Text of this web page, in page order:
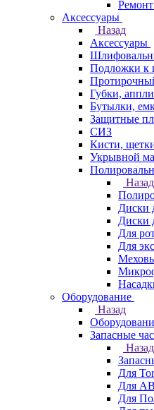
Аксессуары
Назад
Аксессуары
Подложки к
Губки,
Бутылки,
Защитные
СИЗ
Кисти,
Укрывной
Назад
Диски
Диски
Для
Для
Оборудование
Назад
Запасные
Назад
Для
Для
Для